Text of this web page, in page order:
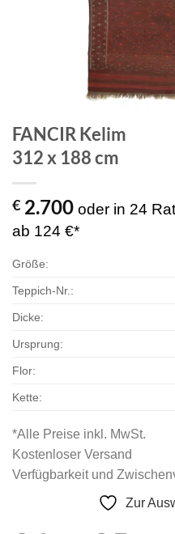
FANCIR Kelim
312 x 188 cm
€ 2.700 oder in 24
ab 124 €*
Größe:
Teppich-Nr.:
Dicke:
Ursprung:
Flor:
Kette:
*Alle Preise inkl. MwSt.
Kostenloser Versand
Verfügbarkeit und
Zur